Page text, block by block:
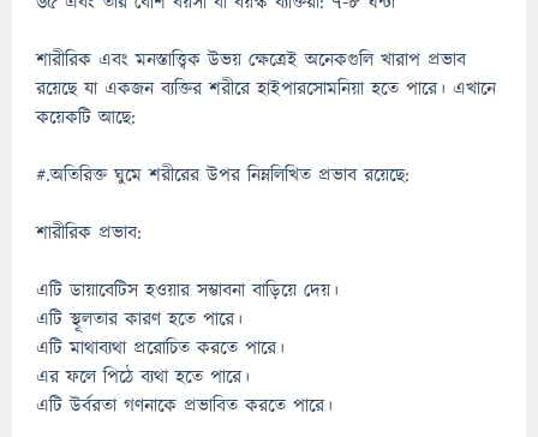
শারীরিক এবং মনস্তাত্ত্বিক উভয় ক্ষেত্রেই অনেকগুলি খারাপ প্রভাব
রয়েছে যা একজন ব্যক্তির শরীরে হাইপারসোমনিয়া হতে পারে। এখানে
কয়েকটি আছে:
#.অতিরিক্ত ঘুমে শরীরের উপর নিম্নলিখিত প্রভাব রয়েছে:
শারীরিক প্রভাব:
এটি ডায়াবেটিস হওয়ার সম্ভাবনা বাড়িয়ে দেয়।
এটি স্থূলতার কারণ হতে পারে।
এটি মাথাব্যথা প্ররোচিত করতে পারে।
এর ফলে পিঠে ব্যথা হতে পারে।
এটি উর্বরতা গণনাকে প্রভাবিত করতে পারে।